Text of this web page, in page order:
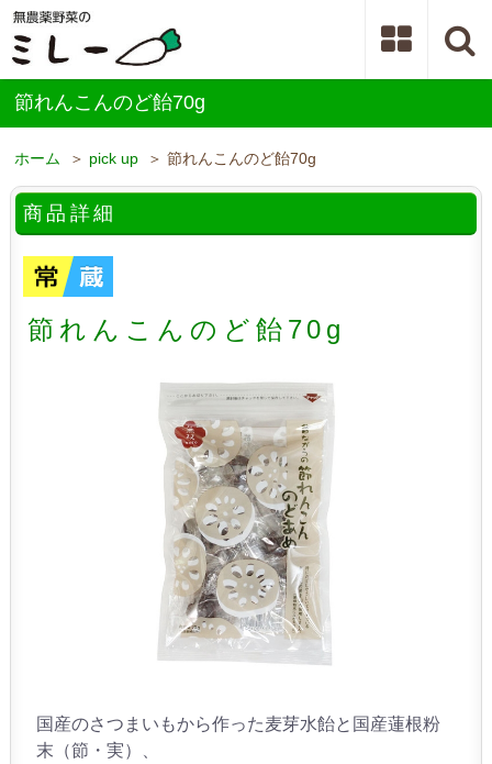
節れんこんのど飴70g
ホーム ＞ pick up ＞ 節れんこんのど飴70g
商品詳細
節れんこんのど飴70g
国産のさつまいもから作った麦芽水飴と国産蓮根粉
末（節・実）、